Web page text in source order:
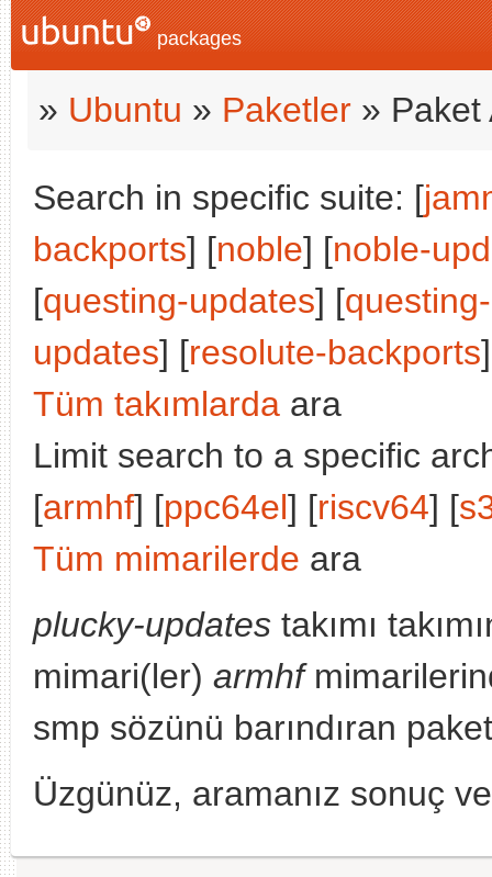
packages
» Ubuntu » Paketler » Paket
Search in specific suite: [
backports] [noble] [noble-
[questing-updates] [
updates] [resolute-backports
Tüm takımlarda ara
Limit search to a specific
[armhf] [ppc64el] [riscv64] [
Tüm mimarilerde ara
plucky-updates takımı
mimari(ler) armhf
smp sözünü barındıran
Üzgünüz, aramanız sonuç